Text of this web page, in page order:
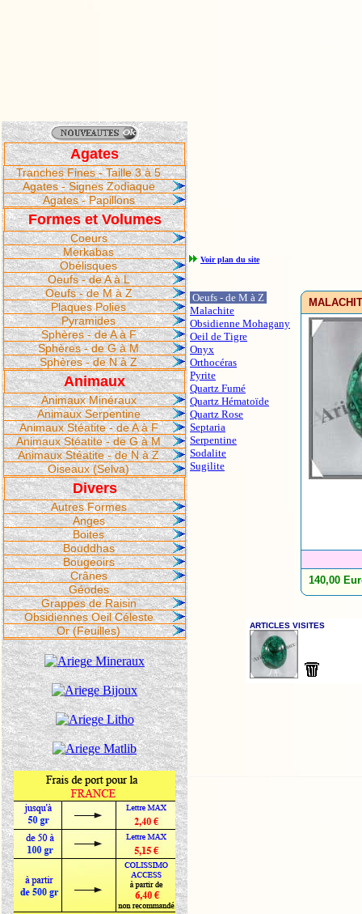
Agates
Tranches Fines - Taille 3 à 5
Agates - Signes Zodiaque
Agates - Papillons
Formes et Volumes
Coeurs
Merkabas
Obélisques
Oeufs - de A à L
Oeufs - de M à Z
Plaques Polies
Pyramides
Sphères - de A à F
Sphères - de G à M
Sphères - de N à Z
Animaux
Animaux Minéraux
Animaux Serpentine
Animaux Stéatite - de A à F
Animaux Stéatite - de G à M
Animaux Stéatite - de N à Z
Oiseaux (Selva)
Divers
Autres Formes
Anges
Boites
Bouddhas
Bougeoirs
Crânes
Géodes
Grappes de Raisin
Obsidiennes Oeil Céleste
Or (Feuilles)
Voir plan du site
Oeufs - de M à Z
Malachite
Obsidienne Mohagany
Oeil de Tigre
Onyx
Orthocéras
Pyrite
Quartz Fumé
Quartz Hématoïde
Quartz Rose
Septaria
Serpentine
Sodalite
Sugilite
140,00